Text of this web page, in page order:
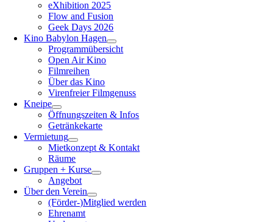
eXhibition 2025
Flow and Fusion
Geek Days 2026
Kino Babylon Hagen
Programmübersicht
Open Air Kino
Filmreihen
Über das Kino
Virenfreier Filmgenuss
Kneipe
Öffnungszeiten & Infos
Getränkekarte
Vermietung
Mietkonzept & Kontakt
Räume
Gruppen + Kurse
Angebot
Über den Verein
(Förder-)Mitglied werden
Ehrenamt